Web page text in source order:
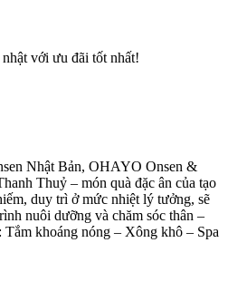
với ưu đãi tốt nhất!
Nhật Bản, OHAYO Onsen &
Thuỷ – món quà đặc ân của tạo
duy trì ở mức nhiệt lý tưởng, sẽ
nuôi dưỡng và chăm sóc thân –
Tắm khoáng nóng – Xông khô – Spa